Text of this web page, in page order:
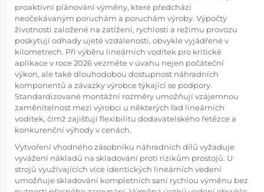
proaktivní plánování výměny, které předchází
neočekávaným poruchám a poruchám výroby. Výpočty
životnosti založené na zatížení, rychlosti a režimu provozu
poskytují odhady ujeté vzdálenosti, obvykle vyjádřené v
kilometrech. Při výběru lineárních vodítek pro kritické
aplikace v roce 2026 vezměte v úvahu nejen počáteční
výkon, ale také dlouhodobou dostupnost náhradních
komponentů a závazky výrobce týkající se podpory.
Standardizované montážní rozměry umožňují vzájemnou
zaměnitelnost mezi výrobci u některých řad lineárních
vodítek, čímž zajišťují flexibilitu dodavatelského řetězce a
konkurenční výhody v cenách.
Vytvoření vhodného zásobníku náhradních dílů vyžaduje
vyvážení nákladů na skladování proti rizikům prostojů. U
strojů využívajících více identických lineárních vedení
umožňuje skladování kompletních saní rychlou výměnu bez